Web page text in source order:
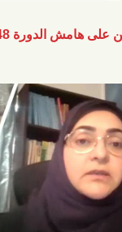
ندوة لمركز الخيام